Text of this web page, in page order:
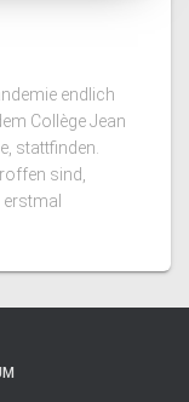
endlich
Collège Jean
stattfinden.
sind,